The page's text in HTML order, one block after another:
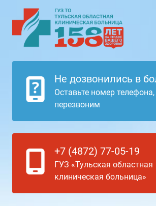
Не дозвонились в
Оставьте номер
перезвоним
+7 (4872) 77-05-19
ГУЗ «Тульская областная
клиническая больница»